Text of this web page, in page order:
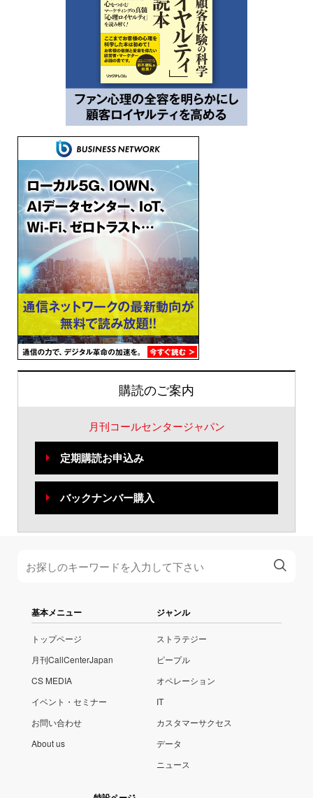
購読のご案内
月刊コールセンタージャパン
定期購読お申込み
バックナンバー購入
基本メニュー
トップページ
月刊CallCenterJapan
CS MEDIA
イベント・セミナー
お問い合わせ
About us
ジャンル
ストラテジー
ピープル
オペレーション
IT
カスタマーサクセス
データ
ニュース